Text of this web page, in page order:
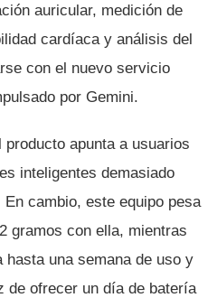
auricular, medición de
cardíaca y análisis del
con el nuevo servicio
por Gemini.
apunta a usuarios
inteligentes demasiado
cambio, este equipo pesa
gramos con ella, mientras
una semana de uso y
de ofrecer un día de batería